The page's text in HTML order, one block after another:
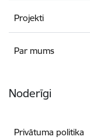
Projekti
Par mums
Noderīgi
Privātuma politika